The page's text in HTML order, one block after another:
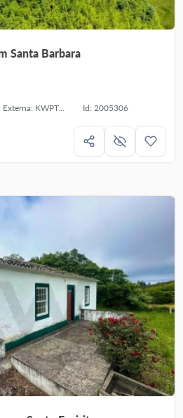
para Venda em Santa Barbara
Ref. Externa: KWPT-036154 Id: 2005306